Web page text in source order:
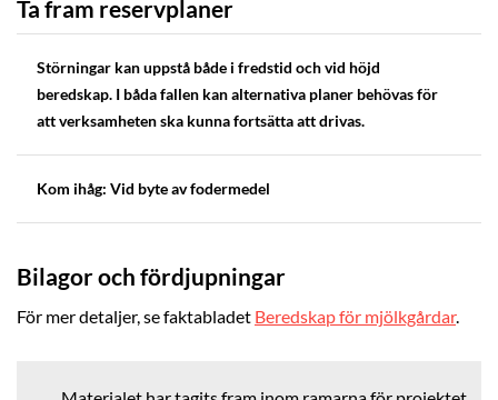
Ta fram reservplaner
Störningar kan uppstå både i fredstid och vid höjd
beredskap. I båda fallen kan alternativa planer behövas för
att verksamheten ska kunna fortsätta att drivas.
Kom ihåg: Vid byte av fodermedel
Bilagor och fördjupningar
För mer detaljer, se faktabladet Beredskap för mjölkgårdar.